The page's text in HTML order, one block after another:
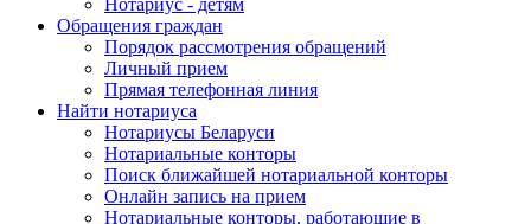
Обращения граждан
Порядок рассмотрения обращений
Личный прием
Прямая телефонная линия
Найти нотариуса
Нотариусы Беларуси
Нотариальные конторы
Поиск ближайшей нотариальной конторы
Онлайн запись на прием
Нотариальные конторы, работающие в